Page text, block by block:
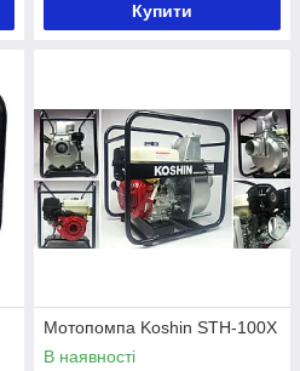
Купити
Мотопомпа Koshin STH-100X
В наявності